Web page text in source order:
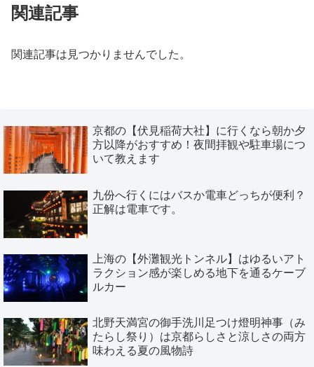
関連記事
関連記事は見つかりませんでした。
京都の【伏見稲荷大社】に行くなら朝か夕
方以降がおすすめ！夜間拝観や駐車場につ
いて教えます
九份へ行くにはバスか電車どっちが便利？
正解は電車です。
上海の【外灘観光トンネル】はゆるいアト
ラクション感が楽しめる地下を通るケーブ
ルカー
北野天満宮の御手洗川足つけ燈明神事（み
たらし祭り）は京都らしさと涼しさの両方
味わえる夏の風物詩